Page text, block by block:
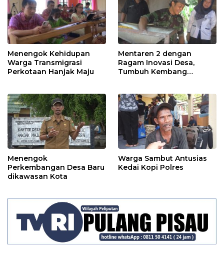
Menengok Kehidupan
Warga Transmigrasi
Perkotaan Hanjak Maju
Mentaren 2 dengan
Ragam Inovasi Desa,
Tumbuh Kembang
Menengok
Perkembangan Desa Baru
dikawasan Kota
Warga Sambut Antusias
Kedai Kopi Polres